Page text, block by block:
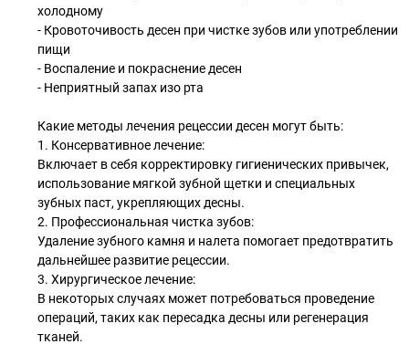
холодному
- Кровоточивость десен при чистке зубов или употреблении
пищи
- Воспаление и покраснение десен
- Неприятный запах изо рта
Какие методы лечения рецессии десен могут быть:
1. Консервативное лечение:
Включает в себя корректировку гигиенических привычек,
использование мягкой зубной щетки и специальных
зубных паст, укрепляющих десны.
2. Профессиональная чистка зубов:
Удаление зубного камня и налета помогает предотвратить
дальнейшее развитие рецессии.
3. Хирургическое лечение:
В некоторых случаях может потребоваться проведение
операций, таких как пересадка десны или регенерация
тканей.